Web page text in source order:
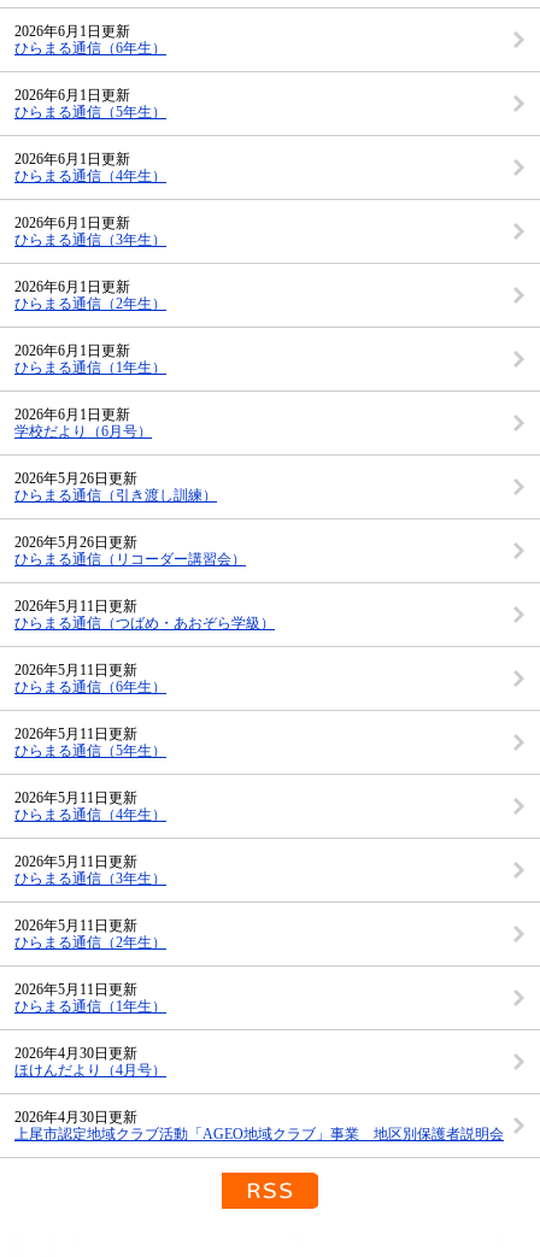
2026年6月1日更新
ひらまる通信（6年生）
2026年6月1日更新
ひらまる通信（5年生）
2026年6月1日更新
ひらまる通信（4年生）
2026年6月1日更新
ひらまる通信（3年生）
2026年6月1日更新
ひらまる通信（2年生）
2026年6月1日更新
ひらまる通信（1年生）
2026年6月1日更新
学校だより（6月号）
2026年5月26日更新
ひらまる通信（引き渡し訓練）
2026年5月26日更新
ひらまる通信（リコーダー講習会）
2026年5月11日更新
ひらまる通信（つばめ・あおぞら学級）
2026年5月11日更新
ひらまる通信（6年生）
2026年5月11日更新
ひらまる通信（5年生）
2026年5月11日更新
ひらまる通信（4年生）
2026年5月11日更新
ひらまる通信（3年生）
2026年5月11日更新
ひらまる通信（2年生）
2026年5月11日更新
ひらまる通信（1年生）
2026年4月30日更新
ほけんだより（4月号）
2026年4月30日更新
上尾市認定地域クラブ活動「AGEO地域クラブ」事業 地区別保護者説明会